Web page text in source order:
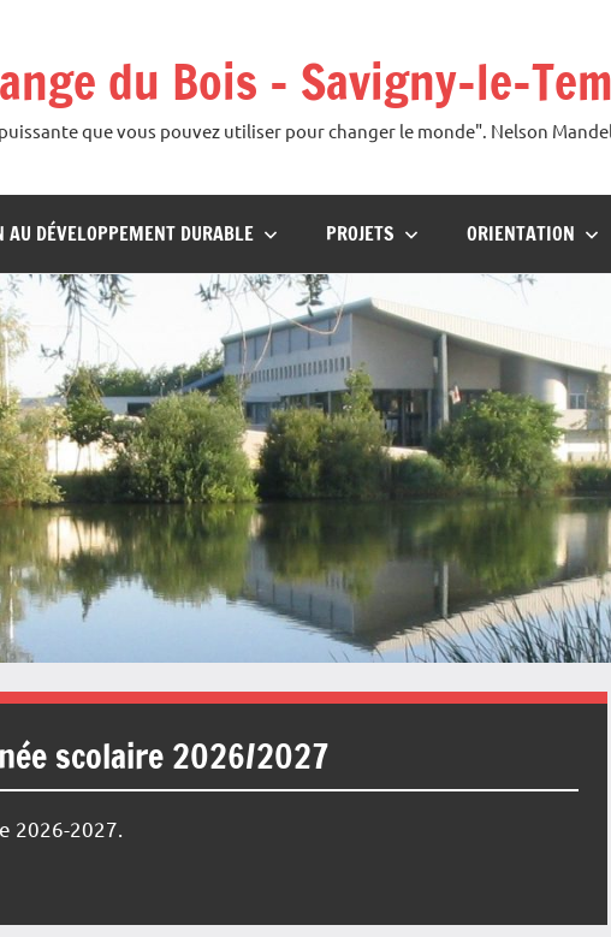
du Bois – Savigny-le-
puissante que vous pouvez utiliser pour changer le monde". Nelson
AU DÉVELOPPEMENT DURABLE PROJETS ORIENTATION
scolaire 2026/2027
2026-2027.